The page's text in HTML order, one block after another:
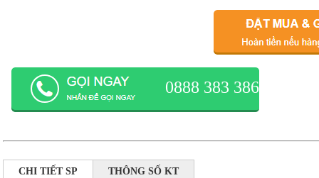
0888 383 386
CHI TIẾT SP THÔNG SỐ KT